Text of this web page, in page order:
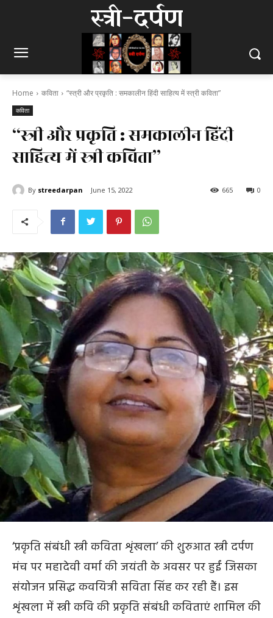
स्त्री-दर्पण
Home कविता “स्त्री और प्रकृति : समकालीन हिंदी साहित्य में स्त्री कविता”
कविता
“स्त्री और प्रकृति : समकालीन हिंदी
साहित्य में स्त्री कविता”
By streedarpan June 15, 2022 0
665
‘प्रकृति संबंधी स्त्री कविता शृंखला’ की शुरुआत स्त्री दर्पण
मंच पर महादेवी वर्मा की जयंती के अवसर पर हुईं जिसका
संयोजन प्रसिद्ध कवयित्री सविता सिंह कर रही हैं। इस
शृंखला में स्त्री कवि की प्रकृति संबंधी कविताएं शामिल की